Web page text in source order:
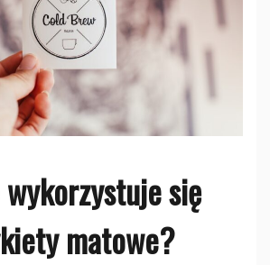
wykorzystuje się
matowe?